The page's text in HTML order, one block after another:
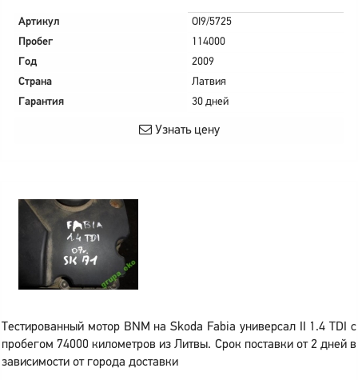
Артикул
OI9/5725
Пробег
114000
Год
2009
Страна
Латвия
Гарантия
30 дней
Узнать цену
Тестированный мотор BNM на Skoda Fabia универсал II 1.4 TDI с
пробегом 74000 километров из Литвы. Срок поставки от 2 дней в
зависимости от города доставки